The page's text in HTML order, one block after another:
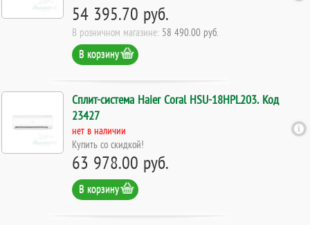
54 395.70 руб.
В розничном магазине: 58 490.00 руб.
В корзину
Сплит-система Haier Coral HSU-18HPL203. Код
23427
нет в наличии
Купить со скидкой!
63 978.00 руб.
В корзину